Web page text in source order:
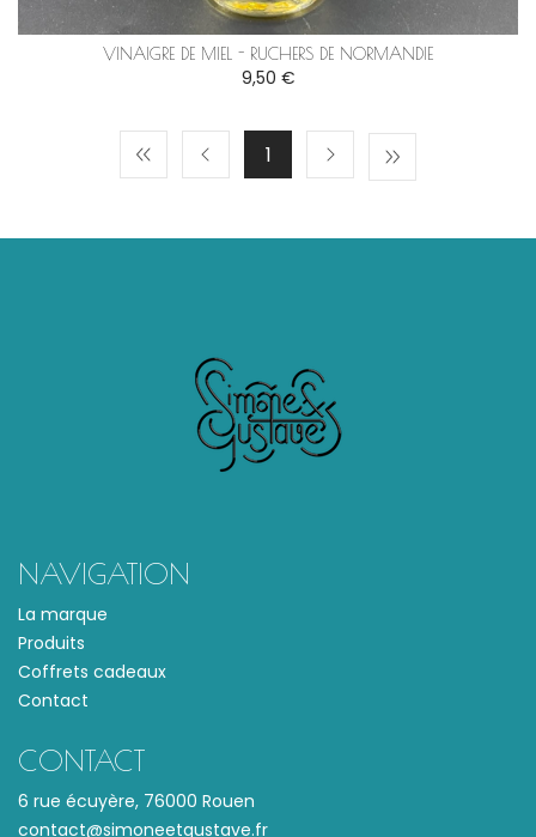
VINAIGRE DE MIEL - RUCHERS DE NORMANDIE
9,50 €
1
NAVIGATION
La marque
Produits
Coffrets cadeaux
Contact
CONTACT
6 rue écuyère, 76000 Rouen
contact@simoneetgustave.fr